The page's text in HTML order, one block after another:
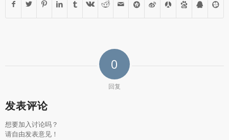
0
回复
发表评论
想要加入讨论吗？
请自由发表意见！